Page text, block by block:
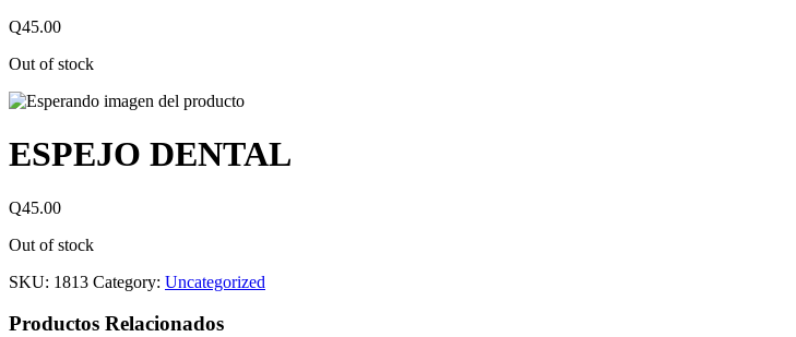
Q45.00
Out of stock
ESPEJO DENTAL
Q45.00
Out of stock
SKU: 1813 Category: Uncategorized
Productos Relacionados